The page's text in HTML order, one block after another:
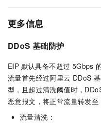
更多信息
DDoS 基础防护
EIP 默认具备不超过 5Gbps
流量首先经过阿里云 DDoS
型，且超过清洗阈值时，
恶意报文，将正常流量转发至
流量清洗：